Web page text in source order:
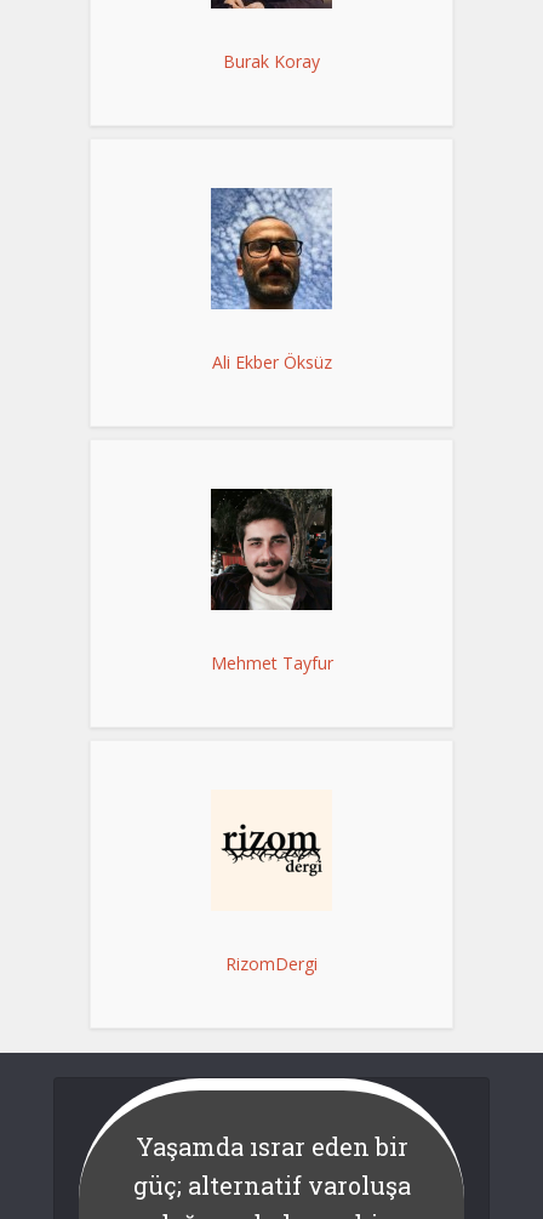
Burak Koray
Ali Ekber Öksüz
Mehmet Tayfur
RizomDergi
Yaşamda ısrar eden bir
güç; alternatif varoluşa